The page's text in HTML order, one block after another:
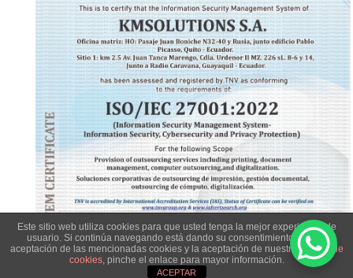
Este sitio web utiliza cookies para que usted tenga la mejor experiencia de
usuario. Si continúa navegando está dando su consentimiento para la
aceptación de las mencionadas cookies y la aceptación de nuestrapolítica de
cookies, pinche el enlace para mayor información.
ACEPTAR